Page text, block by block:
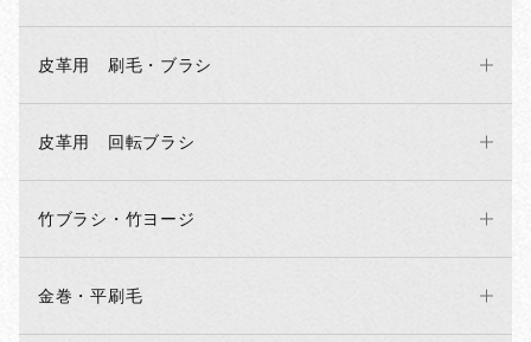
皮革用 刷毛・ブラシ
皮革用 回転ブラシ
竹ブラシ・竹ヨージ
金巻・平刷毛